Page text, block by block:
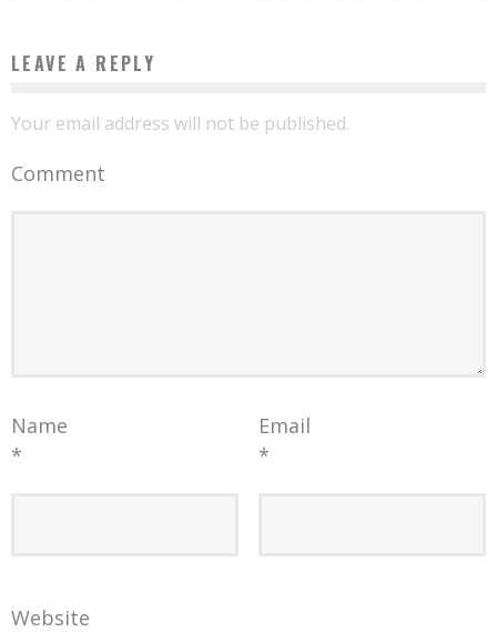
LEAVE A REPLY
Your email address will not be published.
Comment
Name
*
Email
*
Website